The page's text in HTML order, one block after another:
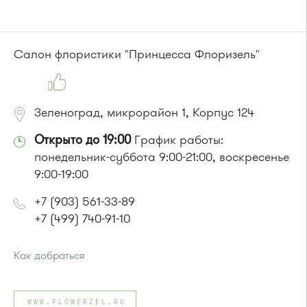
Маршрутка № 408м, 476м, 720м, 900, 903
или до остановки"1-й микрорайон":
Автобусы № 390, 476, 493.
Маршрутка № 127, 390, 476
Салон флористики "Принцесса Флоризель"
Зеленоград, микрорайон 1, Корпус 124
Открыто до 19:00График работы:
понедельник-суббота 9:00-21:00, воскресенье
9:00-19:00
+7 (903) 561-33-89
+7 (499) 740-91-10
Как добраться
Автобусы № 1, 3, 6, 7, 8, 10, 11, 12, 32, 29.
WWW.FLOWERZEL.RU